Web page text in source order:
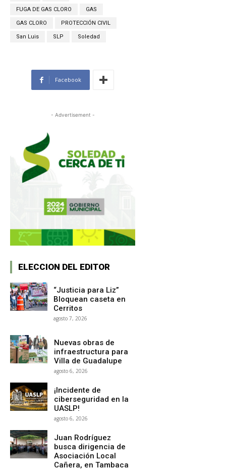
FUGA DE GAS CLORO GAS
GAS CLORO PROTECCIÓN CIVIL
San Luis SLP Soledad
Facebook
- Advertisement -
ELECCION DEL EDITOR
“Justicia para Liz”
Bloquean caseta en
Cerritos
agosto 7, 2026
Nuevas obras de
infraestructura para
Villa de Guadalupe
agosto 6, 2026
¡Incidente de
ciberseguridad en la
UASLP!
agosto 6, 2026
Juan Rodríguez
busca dirigencia de
Asociación Local
Cañera, en Tambaca